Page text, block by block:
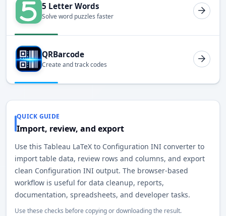
5 Letter Words
Solve word puzzles faster
QRBarcode
Create and track codes
QUICK GUIDE
Import, review, and export
Use this Tableau LaTeX to Configuration INI converter to
import table data, review rows and columns, and export
clean Configuration INI output. The browser-based
workflow is useful for data cleanup, reports,
documentation, spreadsheets, and developer tasks.
Use these checks before copying or downloading the result.